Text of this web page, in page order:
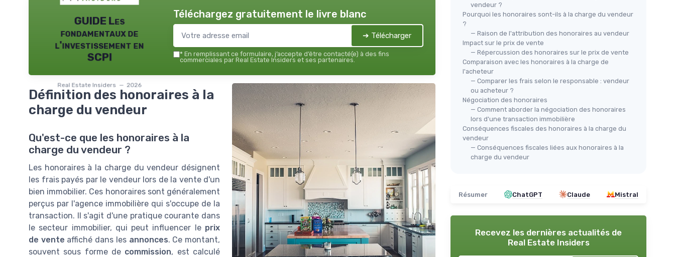
GUIDE Les
fondamentaux de
l'investissement en
SCPI
Real Estate Insiders — 2026
Téléchargez gratuitement le livre blanc
➔ Télécharger
* En remplissant ce formulaire, j’accepte d’être contacté(e) à des fins
commerciales par Real Estate Insiders et ses partenaires.
Définition des honoraires à la
charge du vendeur
Qu'est-ce que les honoraires à la
charge du vendeur ?
Les honoraires à la charge du vendeur désignent
les frais payés par le vendeur lors de la vente d'un
bien immobilier. Ces honoraires sont généralement
perçus par l'agence immobilière qui s'occupe de la
transaction. Il s'agit d'une pratique courante dans
le secteur immobilier, qui peut influencer le prix
de vente affiché dans les annonces. Ce montant,
souvent sous forme de commission, est calculé
vendeur ?
Pourquoi les honoraires sont-ils à la charge du vendeur
?
— Raison de l'attribution des honoraires au vendeur
Impact sur le prix de vente
— Répercussion des honoraires sur le prix de vente
Comparaison avec les honoraires à la charge de
l'acheteur
— Comparer les frais selon le responsable : vendeur
ou acheteur ?
Négociation des honoraires
— Comment aborder la négociation des honoraires
lors d'une transaction immobilière
Conséquences fiscales des honoraires à la charge du
vendeur
— Conséquences fiscales liées aux honoraires à la
charge du vendeur
Résumer ChatGPT Claude Mistral
Recevez les dernières actualités de
Real Estate Insiders